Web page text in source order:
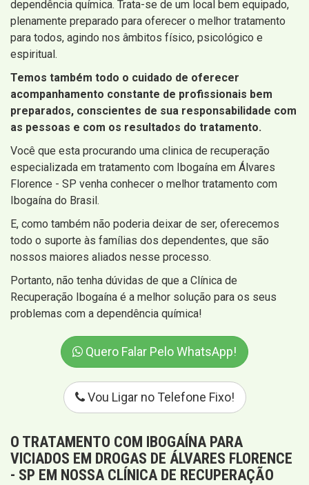
dependência química. Trata-se de um local bem equipado,
plenamente preparado para oferecer o melhor tratamento
para todos, agindo nos âmbitos físico, psicológico e
espiritual.
Temos também todo o cuidado de oferecer
acompanhamento constante de profissionais bem
preparados, conscientes de sua responsabilidade com
as pessoas e com os resultados do tratamento.
Você que esta procurando uma clinica de recuperação
especializada em tratamento com Ibogaína em Álvares
Florence - SP venha conhecer o melhor tratamento com
Ibogaína do Brasil.
E, como também não poderia deixar de ser, oferecemos
todo o suporte às famílias dos dependentes, que são
nossos maiores aliados nesse processo.
Portanto, não tenha dúvidas de que a Clínica de
Recuperação Ibogaína é a melhor solução para os seus
problemas com a dependência química!
Quero Falar Pelo WhatsApp!
Vou Ligar no Telefone Fixo!
O TRATAMENTO COM IBOGAÍNA PARA
VICIADOS EM DROGAS DE ÁLVARES FLORENCE
- SP EM NOSSA CLÍNICA DE RECUPERAÇÃO